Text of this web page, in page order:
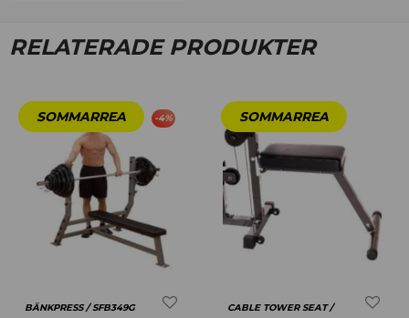
RELATERADE PRODUKTER
-4%
BÄNKPRESS / SFB349G
CABLE TOWER SEAT /